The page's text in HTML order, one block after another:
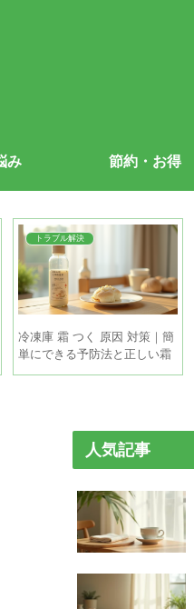
み 節約・お得
トラブル解決
冷凍庫 霜 つく 原因 対策｜簡
単にできる予防法と正しい霜
取りの手順
人気記事